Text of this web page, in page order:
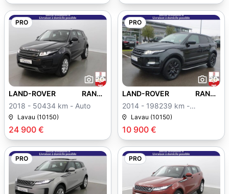
PRO
20
24 900 €
LAND-ROVER RANGE
ROVER EVOQUE
2018 - 50434 km - Auto
Lavau (10150)
PRO
20
10 900 €
LAND-ROVER RANGE
ROVER EVOQUE
2014 - 198239 km -
Manuelle
Lavau (10150)
PRO PRO